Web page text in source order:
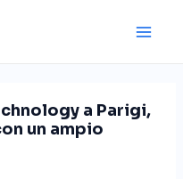
a Parigi,
un ampio